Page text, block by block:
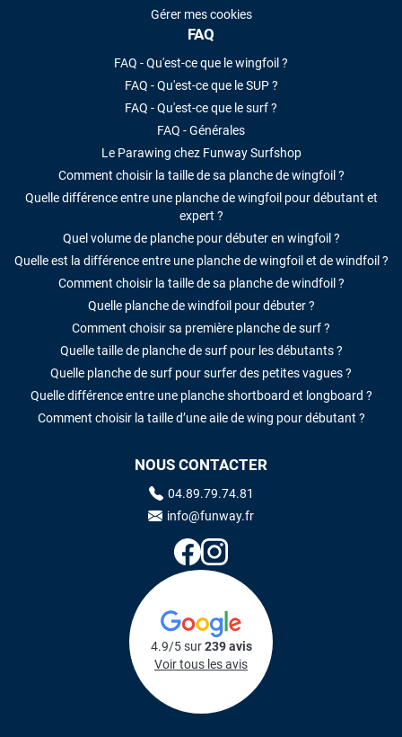
Gérer mes cookies
FAQ
FAQ - Qu'est-ce que le wingfoil ?
FAQ - Qu'est-ce que le SUP ?
FAQ - Qu'est-ce que le surf ?
FAQ - Générales
Le Parawing chez Funway Surfshop
Comment choisir la taille de sa planche de wingfoil ?
Quelle différence entre une planche de wingfoil pour débutant et
expert ?
Quel volume de planche pour débuter en wingfoil ?
Quelle est la différence entre une planche de wingfoil et de windfoil ?
Comment choisir la taille de sa planche de windfoil ?
Quelle planche de windfoil pour débuter ?
Comment choisir sa première planche de surf ?
Quelle taille de planche de surf pour les débutants ?
Quelle planche de surf pour surfer des petites vagues ?
Quelle différence entre une planche shortboard et longboard ?
Comment choisir la taille d’une aile de wing pour débutant ?
NOUS CONTACTER
04.89.79.74.81
info@funway.fr
4.9/5 sur239 avis
Voir tous les avis